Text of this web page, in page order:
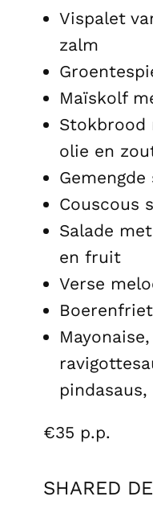
Vispalet
zalm
Maïskolf
Stokbrood
olie en
Gemengde
Couscous
Salade
en fruit
Verse
Boerenfriet
€35 p.p.
SHARED